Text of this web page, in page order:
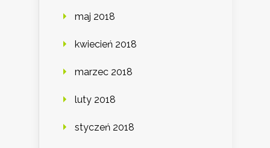
maj 2018
kwiecień 2018
marzec 2018
luty 2018
styczeń 2018